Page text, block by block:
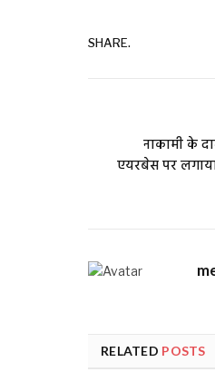
SHARE.
नाकामी के
एयरबेस पर
RELATED POSTS